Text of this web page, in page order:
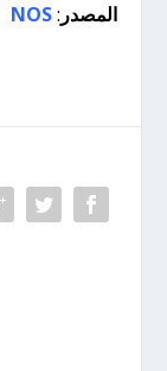
المصدر :
NOS